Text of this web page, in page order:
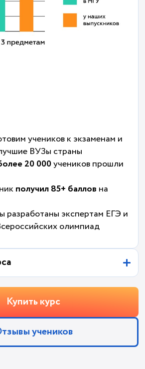
учеников к экзаменам и
ВУЗы страны
20 000учеников прошли
получил 85+ баллов на
разработаны экспертам ЕГЭ и
олимпиад
Купить курс
учеников